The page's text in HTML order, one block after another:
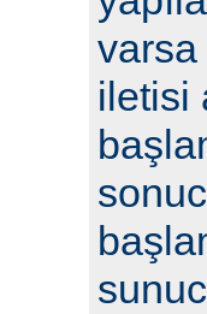
varsa
iletisi